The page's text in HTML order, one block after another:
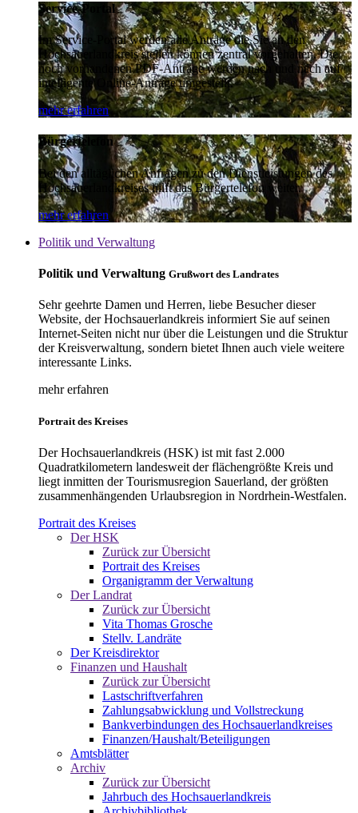
Service-Portal
Im Service-Portal werden alle Anträge die Sie an den
Hochsauerlandkreis stellen können zentral vorgehalten. Die
noch vorhandenen PDF-Anträge werden nach und nach auf
intelligente Online-Anträge umgestellt.
mehr erfahren
Bürgertelefon
Bei den alltäglichen Anfragen zu den Dienstleistungen des
Hochsauerlandkreises hilft das Bürgertelefon weiter.
mehr erfahren
Politik und Verwaltung
Politik und Verwaltung Grußwort des Landrates
Sehr geehrte Damen und Herren, liebe Besucher dieser
Website, der Hochsauerlandkreis informiert Sie auf seinen
Internet-Seiten nicht nur über die Leistungen und die Struktur
der Kreisverwaltung, sondern bietet Ihnen auch viele weitere
interessante Links.
mehr erfahren
Portrait des Kreises
Der Hochsauerlandkreis (HSK) ist mit fast 2.000
Quadratkilometern landesweit der flächengrößte Kreis und
liegt inmitten der Tourismusregion Sauerland, der größten
zusammenhängenden Urlaubsregion in Nordrhein-Westfalen.
Portrait des Kreises
Der HSK
Zurück zur Übersicht
Portrait des Kreises
Organigramm der Verwaltung
Der Landrat
Zurück zur Übersicht
Vita Thomas Grosche
Stellv. Landräte
Der Kreisdirektor
Finanzen und Haushalt
Zurück zur Übersicht
Lastschriftverfahren
Zahlungsabwicklung und Vollstreckung
Bankverbindungen des Hochsauerlandkreises
Finanzen/Haushalt/Beteiligungen
Amtsblätter
Archiv
Zurück zur Übersicht
Jahrbuch des Hochsauerlandkreis